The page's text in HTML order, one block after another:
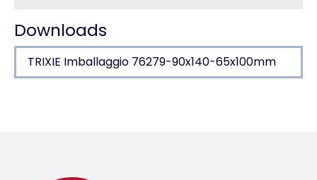
Downloads
TRIXIE Imballaggio 76279-90x140-65x100mm